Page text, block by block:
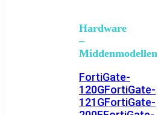
Hardware
–
Middenmodellen
FortiGate-
120GFortiGate-
121GFortiGate-